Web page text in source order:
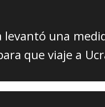
una
que viaje a